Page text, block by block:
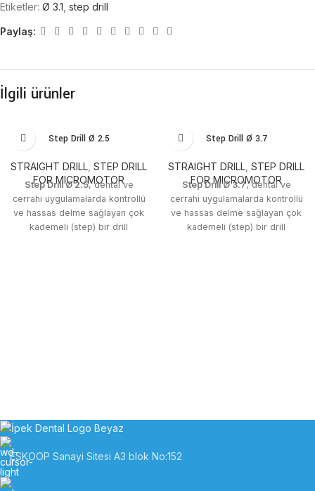
Etiketler: Ø 3.1 step drill
Paylaş:
İlgili ürünler
Step Drill Ø 2.5
STRAIGHT DRILL STEP DRILL
FOR MICROMOTOR
Step Drill Ø 2.5, dental ve
cerrahi uygulamalarda kontrollü
ve hassas delme sağlayan çok
kademeli (step) bir drill
Step Drill Ø 3.7
STRAIGHT DRILL STEP DRILL
FOR MICROMOTOR
Step Drill Ø 3.7, dental ve
cerrahi uygulamalarda kontrollü
ve hassas delme sağlayan çok
kademeli (step) bir drill
ESKOOP Sanayi Sitesi A3 blok No:152